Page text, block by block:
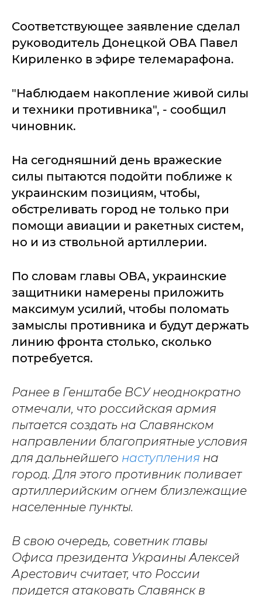
Соответствующее заявление сделал
руководитель Донецкой ОВА Павел
Кириленко в эфире телемарафона.
"Наблюдаем накопление живой силы
и техники противника", - сообщил
чиновник.
На сегодняшний день вражеские
силы пытаются подойти поближе к
украинским позициям, чтобы,
обстреливать город не только при
помощи авиации и ракетных систем,
но и из ствольной артиллерии.
По словам главы ОВА, украинские
защитники намерены приложить
максимум усилий, чтобы поломать
замыслы противника и будут держать
линию фронта столько, сколько
потребуется.
Ранее в Генштабе ВСУ неоднократно
отмечали, что российская армия
пытается создать на Славянском
направлении благоприятные условия
для дальнейшего наступления на
город. Для этого противник поливает
артиллерийским огнем близлежащие
населенные пункты.
В свою очередь, советник главы
Офиса президента Украины Алексей
Арестович считает, что России
придется атаковать Славянск в